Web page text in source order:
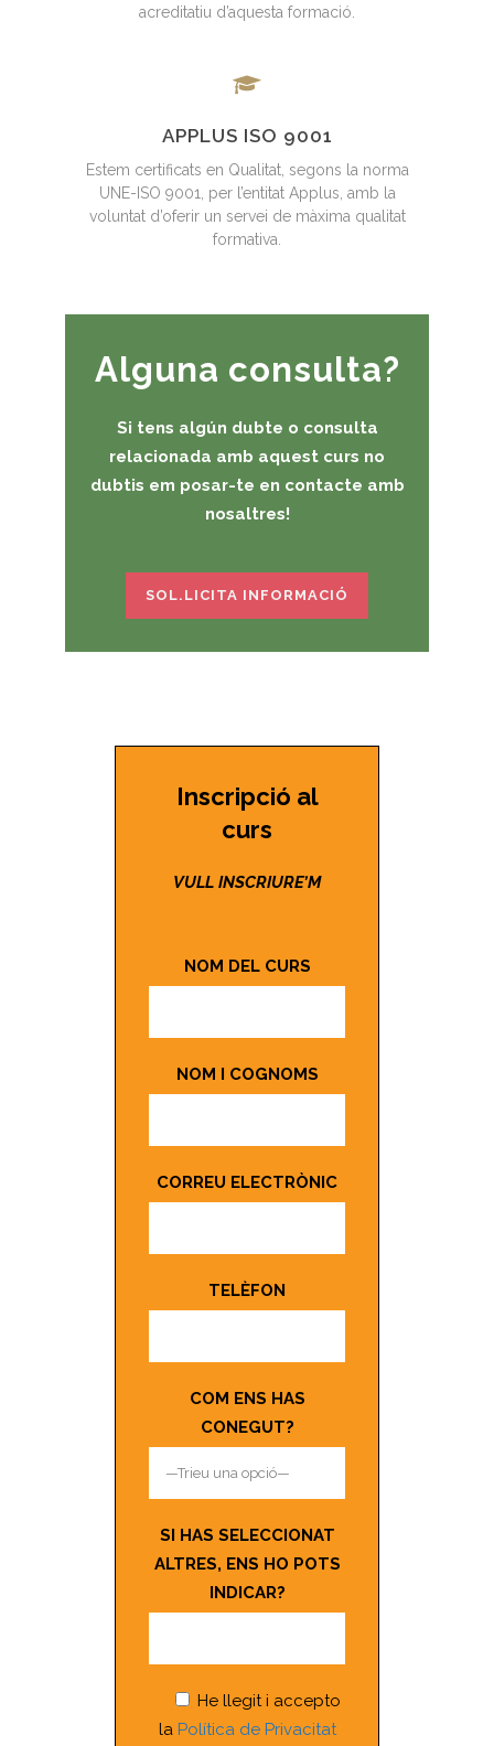
acreditatiu d’aquesta formació.
APPLUS ISO 9001
Estem certificats en Qualitat, segons la norma
UNE-ISO 9001, per l’entitat Applus, amb la
voluntat d’oferir un servei de màxima qualitat
formativa.
Alguna consulta?
Si tens algún dubte o consulta
relacionada amb aquest curs no
dubtis em posar-te en contacte amb
nosaltres!
SOL.LICITA INFORMACIÓ
Inscripció al
curs
VULL INSCRIURE’M
NOM DEL CURS
NOM I COGNOMS
CORREU ELECTRÒNIC
TELÈFON
COM ENS HAS
CONEGUT?
SI HAS SELECCIONAT
ALTRES, ENS HO POTS
INDICAR?
He llegit i accepto
la Política de Privacitat